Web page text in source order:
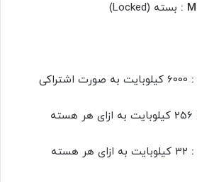
بسته (Locked)